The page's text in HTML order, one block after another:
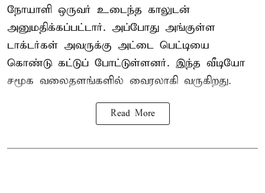
நோயாளி ஒருவர் உடைந்த காலுடன்
அனுமதிக்கப்பட்டார். அப்போது அங்குள்ள
டாக்டர்கள் அவருக்கு அட்டை பெட்டியை
கொண்டு கட்டுப் போட்டுள்ளனர். இந்த வீடியோ
சமூக வலைதளங்களில் வைரலாகி வருகிறது.
Read More